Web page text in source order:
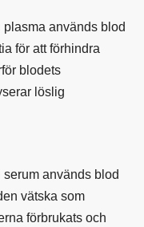
används blod
för att förhindra
blodets
löslig
används blod
vätska som
förbrukats och